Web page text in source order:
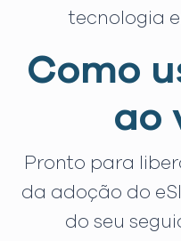
tecnologia
Como
ao
Pronto para
da adoção do
do seu